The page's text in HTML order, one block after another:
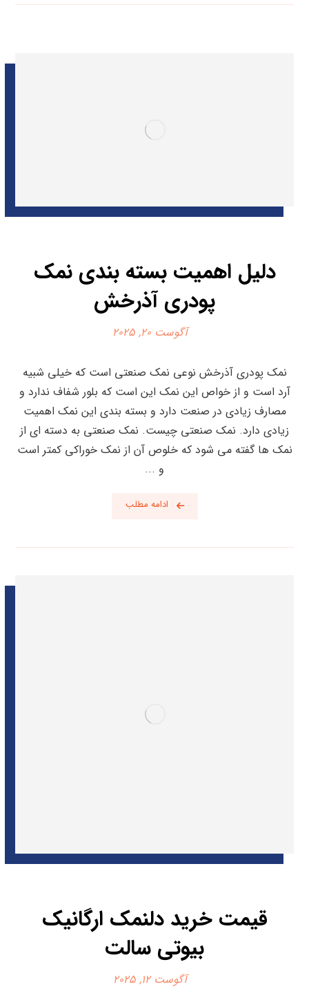
دلیل اهمیت بسته بندی نمک
پودری آذرخش
آگوست 20, 2025
نمک پودری آذرخش نوعی نمک صنعتی است که خیلی شبیه
آرد است و از خواص این نمک این است که بلور شفاف ندارد و
مصارف زیادی در صنعت دارد و بسته بندی این نمک اهمیت
زیادی دارد. نمک صنعتی چیست. نمک صنعتی به دسته ای از
نمک ها گفته می شود که خلوص آن از نمک خوراکی کمتر است
و ...
ادامه مطلب
قیمت خرید دلنمک ارگانیک
بیوتی سالت
آگوست 12, 2025